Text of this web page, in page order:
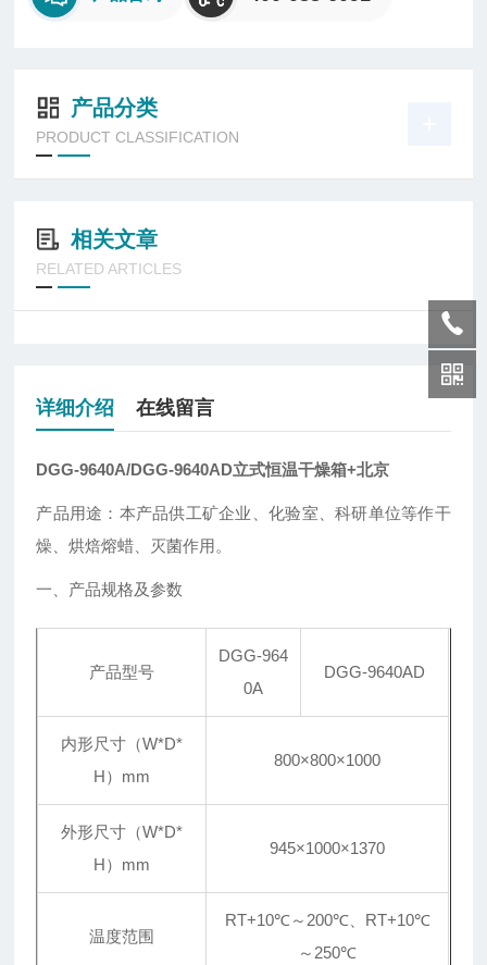
产品分类
PRODUCT CLASSIFICATION
相关文章
RELATED ARTICLES
详细介绍 在线留言
DGG-9640A/DGG-9640AD立式恒温干燥箱+北京
产品用途：本产品供工矿企业、化验室、科研单位等作干
燥、烘焙熔蜡、灭菌作用。
一、产品规格及参数
产品型号
DGG-964
0A
DGG-9640AD
内形尺寸（W*D*
H）mm
800×800×1000
外形尺寸（W*D*
H）mm
945×1000×1370
温度范围
RT+10℃～200℃、RT+10℃
～250℃